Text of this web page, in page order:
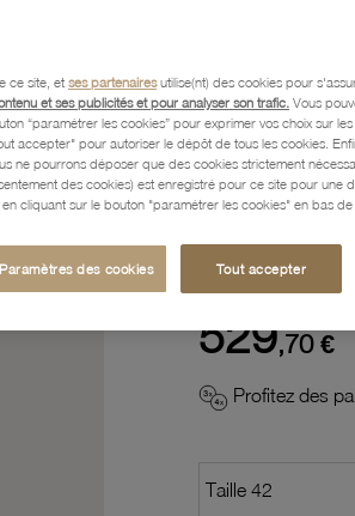
Caractéristiques
Paiement,
529,70 €
Profitez des
ce site, et ses partenairesutilise(nt) des cookies pour
et ses publicités et pour analyser son trafic. Vous
“paramétrer les cookies” pour exprimer vos choix sur
accepter" pour autoriser le dépôt de tous les cookies.
ne pourrons déposer que des cookies strictement
des cookies) est enregistré pour ce site pour une
cliquant sur le bouton "paramétrer les cookies" en bas
Paramètres des cookies Tout accepter